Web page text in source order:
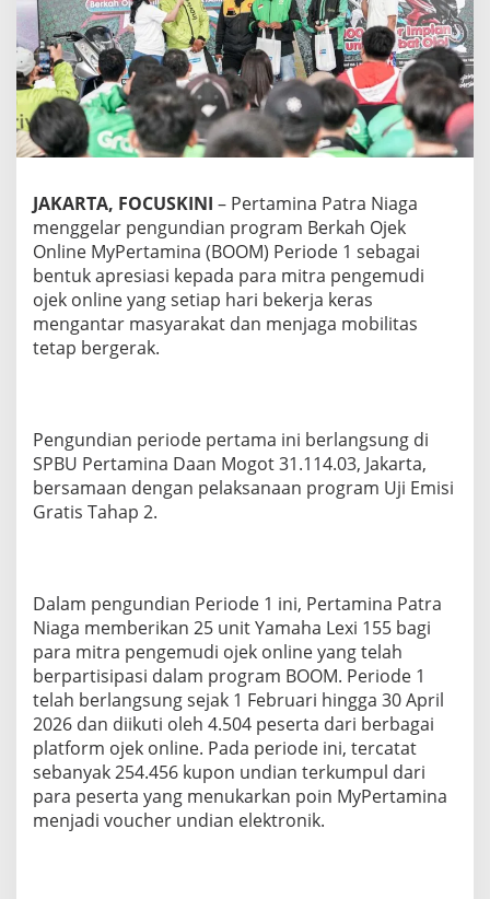
g
U
m
u
m
k
a
e
m
e
n
a
n
g
e
i
2
5
e
p
e
d
M
o
t
o
JAKARTA, FOCUSKINI – Pertamina Patra Niaga
menggelar pengundian program Berkah Ojek
Online MyPertamina (BOOM) Periode 1 sebagai
bentuk apresiasi kepada para mitra pengemudi
ojek online yang setiap hari bekerja keras
mengantar masyarakat dan menjaga mobilitas
tetap bergerak.
Pengundian periode pertama ini berlangsung di
SPBU Pertamina Daan Mogot 31.114.03, Jakarta,
bersamaan dengan pelaksanaan program Uji Emisi
Gratis Tahap 2.
Dalam pengundian Periode 1 ini, Pertamina Patra
Niaga memberikan 25 unit Yamaha Lexi 155 bagi
para mitra pengemudi ojek online yang telah
berpartisipasi dalam program BOOM. Periode 1
telah berlangsung sejak 1 Februari hingga 30 April
2026 dan diikuti oleh 4.504 peserta dari berbagai
platform ojek online. Pada periode ini, tercatat
sebanyak 254.456 kupon undian terkumpul dari
para peserta yang menukarkan poin MyPertamina
menjadi voucher undian elektronik.